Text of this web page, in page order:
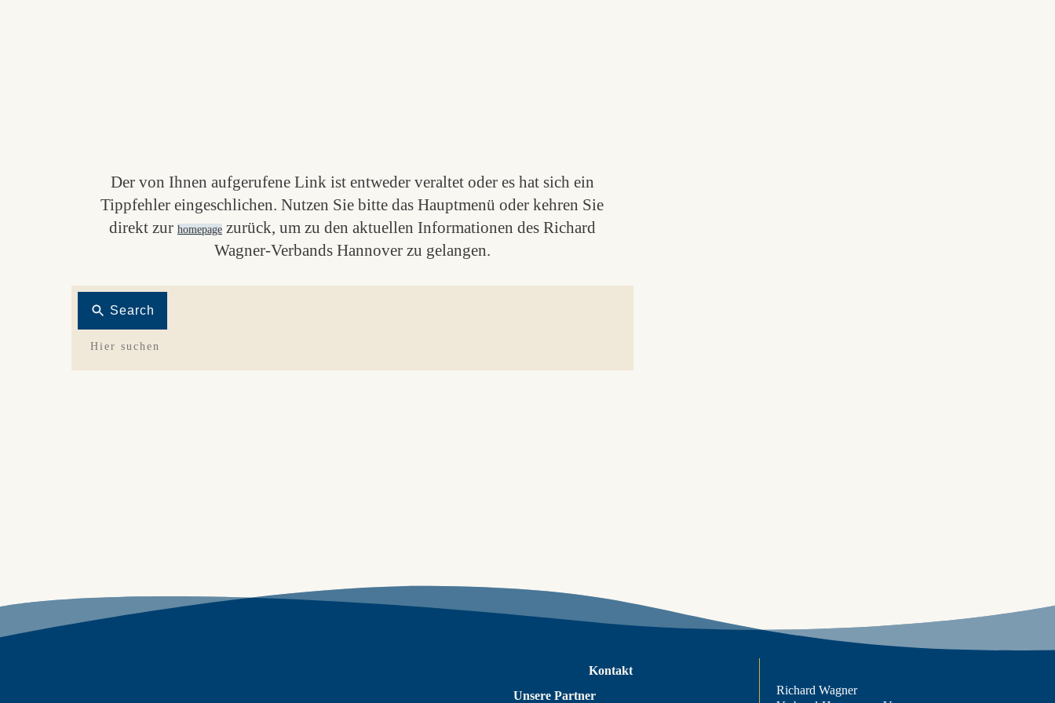
Der von Ihnen aufgerufene Link ist entweder veraltet oder es hat sich ein
Tippfehler eingeschlichen. Nutzen Sie bitte das Hauptmenü oder kehren Sie
direkt zur homepagezurück, um zu den aktuellen Informationen des Richard
Wagner-Verbands Hannover zu gelangen.
Search
Kontakt
Unsere Partner
Richard Wagner